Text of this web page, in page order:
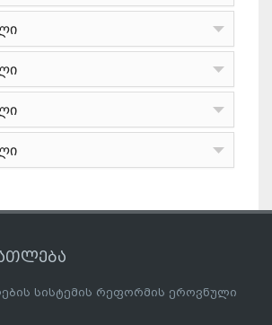
სისტემის რეფორმის ეროვნული